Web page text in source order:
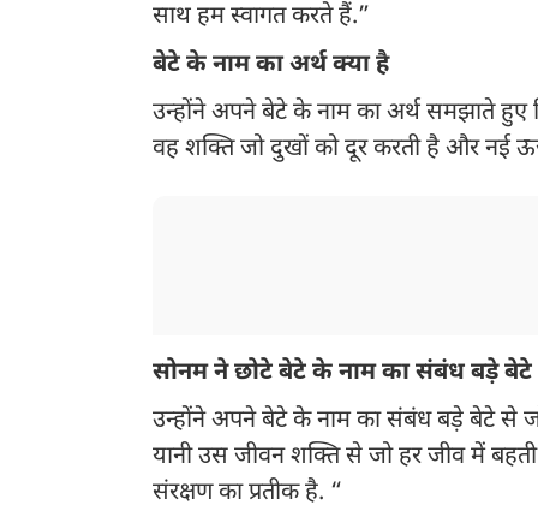
साथ हम स्वागत करते हैं.”
बेटे के नाम का अर्थ क्या है
उन्होंने अपने बेटे के नाम का अर्थ समझाते हुए
वह शक्ति जो दुखों को दूर करती है और नई
सोनम ने छोटे बेटे के नाम का संबंध बड़े बेटे
उन्होंने अपने बेटे के नाम का संबंध बड़े बेटे से
यानी उस जीवन शक्ति से जो हर जीव में
संरक्षण का प्रतीक है. “